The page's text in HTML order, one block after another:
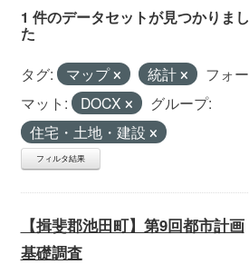
1 件のデータセットが見つかりまし
た
タグ: マップ 統計
フォー
マット:
DOCX
グループ:
住宅・土地・建設
フィルタ結果
【揖斐郡池田町】第9回都市計画
基礎調査